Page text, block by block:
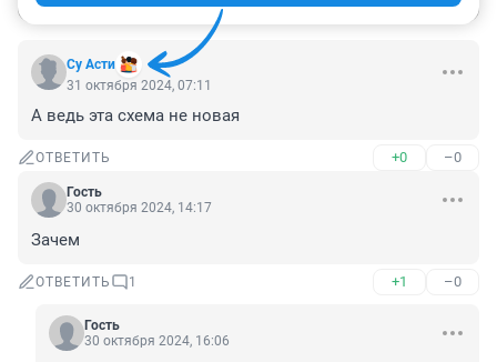
Су Асти
31 октября 2024, 07:11
А ведь эта схема не новая
ОТВЕТИТЬ +0 –0
Гость
30 октября 2024, 14:17
Зачем
ОТВЕТИТЬ 1 +1 –0
Гость
30 октября 2024, 16:06